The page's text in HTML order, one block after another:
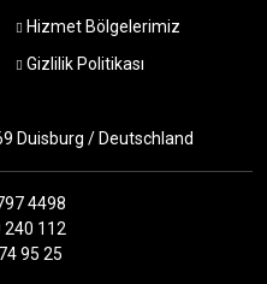
Hizmet Bölgelerimiz
Gizlilik Politikası
Duisburg / Deutschland
4498
240 112
95 25